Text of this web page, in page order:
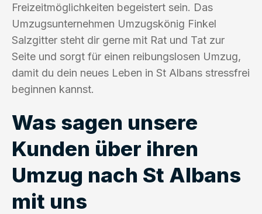
Freizeitmöglichkeiten begeistert sein. Das
Umzugsunternehmen Umzugskönig Finkel
Salzgitter steht dir gerne mit Rat und Tat zur
Seite und sorgt für einen reibungslosen Umzug,
damit du dein neues Leben in St Albans stressfrei
beginnen kannst.
Was sagen unsere
Kunden über ihren
Umzug nach St Albans
mit uns